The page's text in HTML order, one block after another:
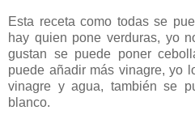
Esta receta como todas se
hay quien pone verduras, yo
gustan se puede poner
puede añadir más vinagre, yo
vinagre y agua, también se
blanco.